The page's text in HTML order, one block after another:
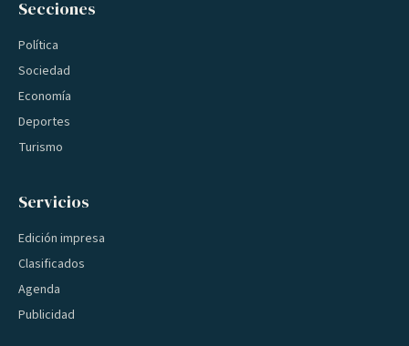
Secciones
Política
Sociedad
Economía
Deportes
Turismo
Servicios
Edición impresa
Clasificados
Agenda
Publicidad